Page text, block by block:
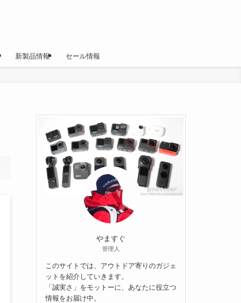
新製品情報 セール情報
やますぐ
管理人
このサイトでは、アウトドア寄りのガジェ
ットを紹介していきます。
「誠実さ」をモットーに、あなたに役立つ
情報をお届け中。